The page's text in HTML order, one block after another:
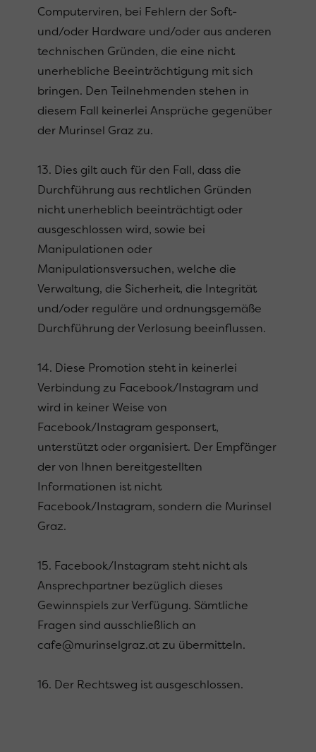
Computerviren, bei Fehlern der Soft-
und/oder Hardware und/oder aus anderen
technischen Gründen, die eine nicht
unerhebliche Beeinträchtigung mit sich
bringen. Den Teilnehmenden stehen in
diesem Fall keinerlei Ansprüche gegenüber
der Murinsel Graz zu.
13. Dies gilt auch für den Fall, dass die
Durchführung aus rechtlichen Gründen
nicht unerheblich beeinträchtigt oder
ausgeschlossen wird, sowie bei
Manipulationen oder
Manipulationsversuchen, welche die
Verwaltung, die Sicherheit, die Integrität
und/oder reguläre und ordnungsgemäße
Durchführung der Verlosung beeinflussen.
14. Diese Promotion steht in keinerlei
Verbindung zu Facebook/Instagram und
wird in keiner Weise von
Facebook/Instagram gesponsert,
unterstützt oder organisiert. Der Empfänger
der von Ihnen bereitgestellten
Informationen ist nicht
Facebook/Instagram, sondern die Murinsel
Graz.
15. Facebook/Instagram steht nicht als
Ansprechpartner bezüglich dieses
Gewinnspiels zur Verfügung. Sämtliche
Fragen sind ausschließlich an
cafe@murinselgraz.at zu übermitteln.
16. Der Rechtsweg ist ausgeschlossen.